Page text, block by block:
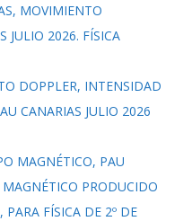
MOVIMIENTO
JULIO 2026. FÍSICA
DOPPLER, INTENSIDAD
CANARIAS JULIO 2026
MAGNÉTICO, PAU
PRODUCIDO
PARA FÍSICA DE 2º DE